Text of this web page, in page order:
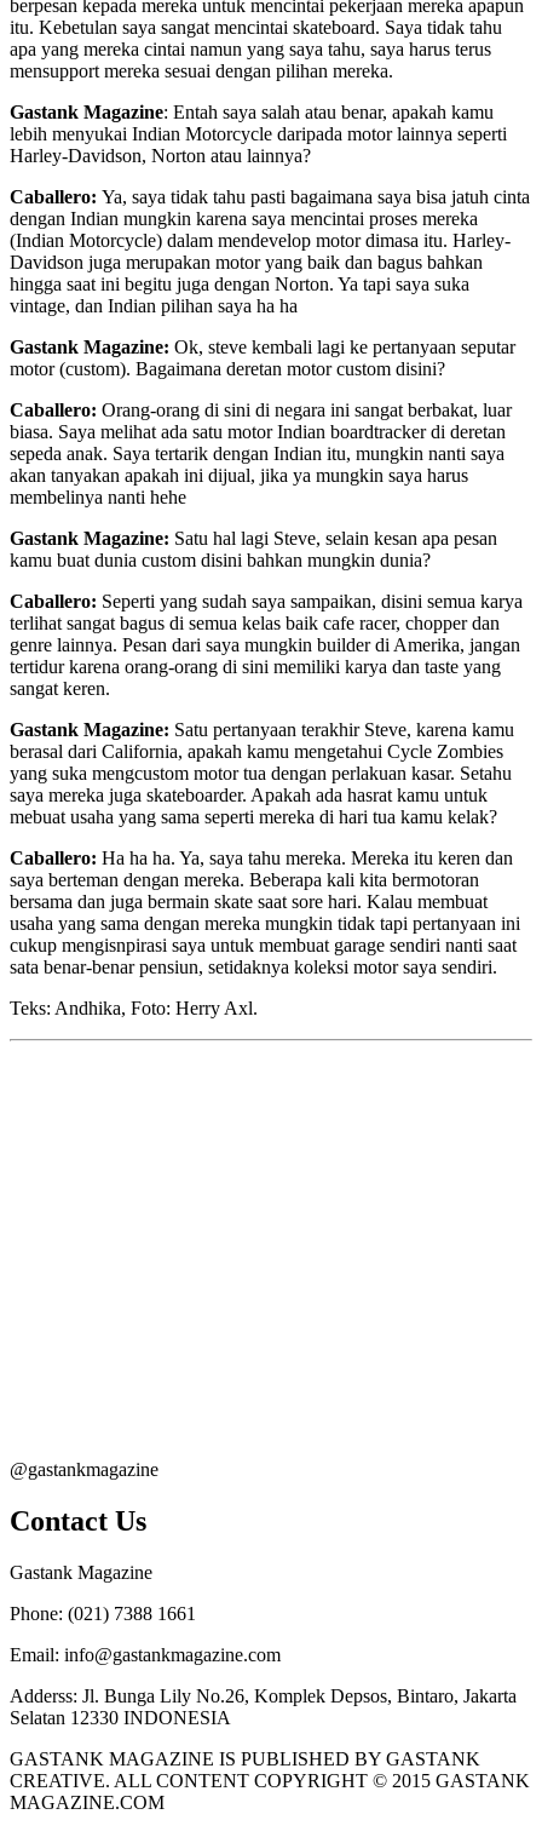
berpesan kepada mereka untuk mencintai pekerjaan mereka apapun
itu. Kebetulan saya sangat mencintai skateboard. Saya tidak tahu
apa yang mereka cintai namun yang saya tahu, saya harus terus
mensupport mereka sesuai dengan pilihan mereka.
Gastank Magazine: Entah saya salah atau benar, apakah kamu
lebih menyukai Indian Motorcycle daripada motor lainnya seperti
Harley-Davidson, Norton atau lainnya?
Caballero: Ya, saya tidak tahu pasti bagaimana saya bisa jatuh cinta
dengan Indian mungkin karena saya mencintai proses mereka
(Indian Motorcycle) dalam mendevelop motor dimasa itu. Harley-
Davidson juga merupakan motor yang baik dan bagus bahkan
hingga saat ini begitu juga dengan Norton. Ya tapi saya suka
vintage, dan Indian pilihan saya ha ha
Gastank Magazine: Ok, steve kembali lagi ke pertanyaan seputar
motor (custom). Bagaimana deretan motor custom disini?
Caballero: Orang-orang di sini di negara ini sangat berbakat, luar
biasa. Saya melihat ada satu motor Indian boardtracker di deretan
sepeda anak. Saya tertarik dengan Indian itu, mungkin nanti saya
akan tanyakan apakah ini dijual, jika ya mungkin saya harus
membelinya nanti hehe
Gastank Magazine: Satu hal lagi Steve, selain kesan apa pesan
kamu buat dunia custom disini bahkan mungkin dunia?
Caballero: Seperti yang sudah saya sampaikan, disini semua karya
terlihat sangat bagus di semua kelas baik cafe racer, chopper dan
genre lainnya. Pesan dari saya mungkin builder di Amerika, jangan
tertidur karena orang-orang di sini memiliki karya dan taste yang
sangat keren.
Gastank Magazine: Satu pertanyaan terakhir Steve, karena kamu
berasal dari California, apakah kamu mengetahui Cycle Zombies
yang suka mengcustom motor tua dengan perlakuan kasar. Setahu
saya mereka juga skateboarder. Apakah ada hasrat kamu untuk
mebuat usaha yang sama seperti mereka di hari tua kamu kelak?
Caballero: Ha ha ha. Ya, saya tahu mereka. Mereka itu keren dan
saya berteman dengan mereka. Beberapa kali kita bermotoran
bersama dan juga bermain skate saat sore hari. Kalau membuat
usaha yang sama dengan mereka mungkin tidak tapi pertanyaan ini
cukup mengisnpirasi saya untuk membuat garage sendiri nanti saat
sata benar-benar pensiun, setidaknya koleksi motor saya sendiri.
Teks: Andhika, Foto: Herry Axl.
@gastankmagazine
Contact Us
Gastank Magazine
Phone: (021) 7388 1661
Email: info@gastankmagazine.com
Adderss: Jl. Bunga Lily No.26, Komplek Depsos, Bintaro, Jakarta
Selatan 12330 INDONESIA
GASTANK MAGAZINE IS PUBLISHED BY GASTANK
CREATIVE. ALL CONTENT COPYRIGHT © 2015 GASTANK
MAGAZINE.COM